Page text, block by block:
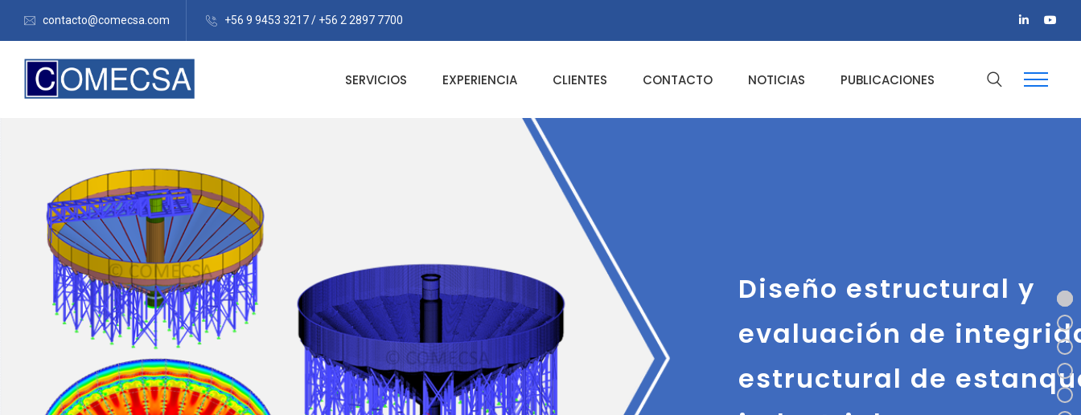
contacto@comecsa.com +56 9 9453 3217 / +56 2 2897 7700
SERVICIOS EXPERIENCIA CLIENTES CONTACTO NOTICIAS PUBLICACIONES
Diseño estructural y
evaluación de
estructural de